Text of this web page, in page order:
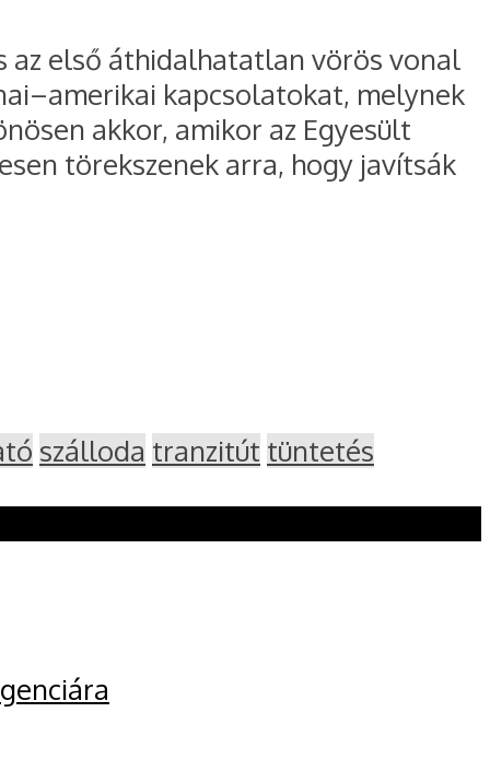
az első áthidalhatatlan vörös vonal
kapcsolatokat, melynek
akkor, amikor az Egyesült
törekszenek arra, hogy javítsák
szálloda tranzitút tüntetés